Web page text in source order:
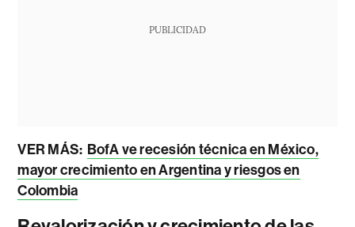
PUBLICIDAD
VER MÁS: BofA ve recesión técnica en México,
mayor crecimiento en Argentina y riesgos en
Colombia